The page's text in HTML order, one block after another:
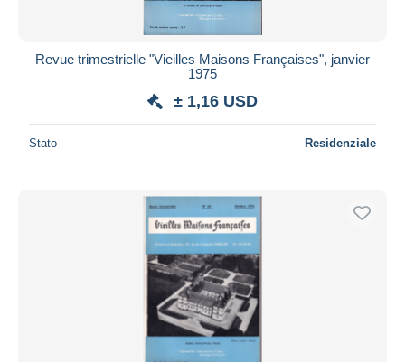
Revue trimestrielle "Vieilles Maisons Françaises", janvier
1975
± 1,16 USD
Stato Residenziale